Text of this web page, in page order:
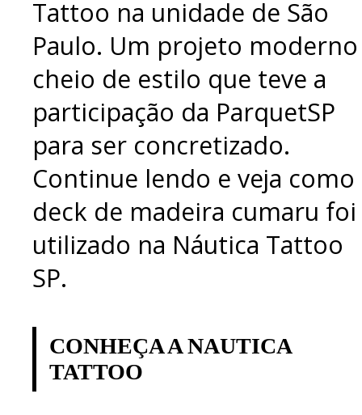
Tattoo na unidade de São
Paulo. Um projeto
cheio de estilo que teve a
participação da ParquetSP
para ser concretizado.
Continue lendo e veja como
deck de madeira cumaru foi
utilizado na Náutica Tattoo
SP.
CONHEÇA A NAUTICA
TATTOO